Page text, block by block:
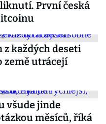
První česká
každých deseti
země utrácejí
všude jinde
měsíců, říká